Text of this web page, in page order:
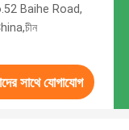
Baihe Road,
সাথে যোগাযোগ